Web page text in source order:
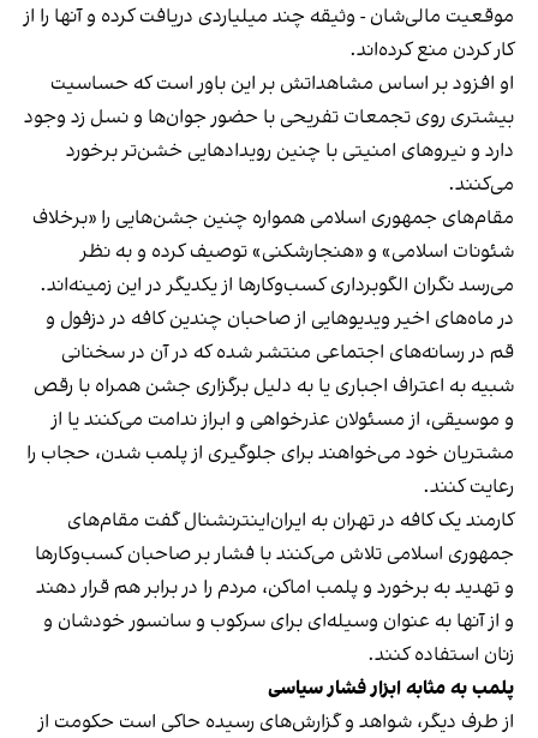
موقعیت مالی‌شان - وثیقه چند میلیاردی دریافت کرده و آنها را از
کار کردن منع کرده‌اند.
او افزود بر اساس مشاهداتش بر این باور است که حساسیت
بیشتری روی تجمعات تفریحی با حضور جوان‌ها و نسل زد وجود
دارد و نیروهای امنیتی با چنین رویدادهایی خشن‌تر برخورد
می‌کنند.
مقام‌های جمهوری اسلامی همواره چنین جشن‌هایی را «برخلاف
شئونات اسلامی» و «هنجارشکنی» توصیف کرده و به نظر
می‌رسد نگران الگوبرداری کسب‌وکارها از یکدیگر در این زمینه‌اند.
در ماه‌های اخیر ویدیوهایی از صاحبان چندین کافه در دزفول و
قم در رسانه‌های اجتماعی منتشر شده که در آن در سخنانی
شبیه به اعتراف اجباری یا به دلیل برگزاری جشن همراه با رقص
و موسیقی، از مسئولان عذرخواهی و ابراز ندامت می‌کنند یا از
مشتریان خود می‌خواهند برای جلوگیری از پلمب شدن، حجاب را
رعایت کنند.
کارمند یک کافه در تهران به ایران‌اینترنشنال گفت مقام‌های
جمهوری اسلامی تلاش می‌کنند با فشار بر صاحبان کسب‌وکارها
و تهدید به برخورد و پلمب اماکن، مردم را در برابر هم قرار دهند
و از آنها به عنوان وسیله‌ای برای سرکوب و سانسور خودشان و
زنان استفاده کنند.
پلمب به مثابه ابزار فشار سیاسی
از طرف دیگر، شواهد و گزارش‌های رسیده حاکی است حکومت از